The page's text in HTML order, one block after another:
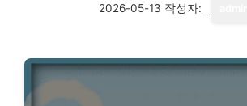
2026-05-13 작성자: